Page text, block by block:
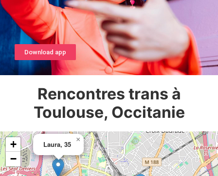
Download app
Rencontres trans à
Toulouse, Occitanie
Laura, 35
×
+
−